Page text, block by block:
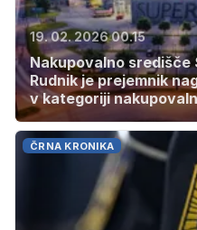
19. 02. 2026 00.15
Nakupovalno središče
Rudnik je prejemnik
v kategoriji
ČRNA KRONIKA